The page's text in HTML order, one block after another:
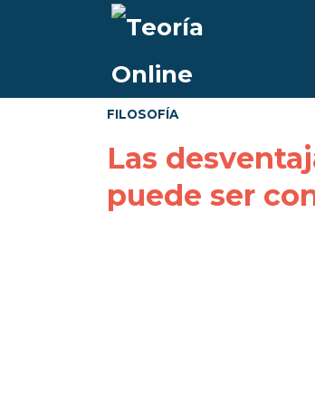
FILOSOFÍA
Las
puede ser